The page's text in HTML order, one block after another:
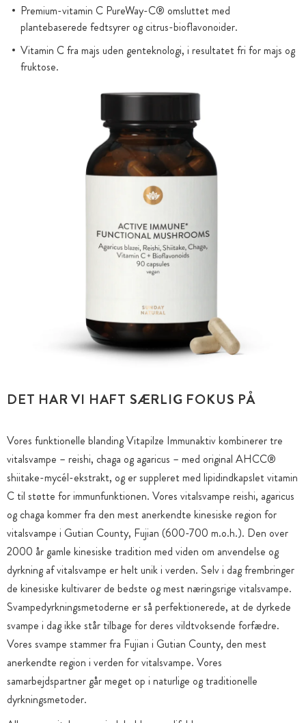
Premium-vitamin C PureWay-C® omsluttet med
plantebaserede fedtsyrer og citrus-bioflavonoider.
Vitamin C fra majs uden genteknologi, i resultatet fri for majs og
fruktose.
DET HAR VI HAFT SÆRLIG FOKUS PÅ
Vores funktionelle blanding Vitapilze Immunaktiv kombinerer tre
vitalsvampe – reishi, chaga og agaricus – med original AHCC®
shiitake-mycél-ekstrakt, og er suppleret med lipidindkapslet vitamin
C til støtte for immunfunktionen. Vores vitalsvampe reishi, agaricus
og chaga kommer fra den mest anerkendte kinesiske region for
vitalsvampe i Gutian County, Fujian (600-700 m.o.h.). Den over
2000 år gamle kinesiske tradition med viden om anvendelse og
dyrkning af vitalsvampe er helt unik i verden. Selv i dag frembringer
de kinesiske kultivarer de bedste og mest næringsrige vitalsvampe.
Svampedyrkningsmetoderne er så perfektionerede, at de dyrkede
svampe i dag ikke står tilbage for deres vildtvoksende forfædre.
Vores svampe stammer fra Fujian i Gutian County, den mest
anerkendte region i verden for vitalsvampe. Vores
samarbejdspartner går meget op i naturlige og traditionelle
dyrkningsmetoder.